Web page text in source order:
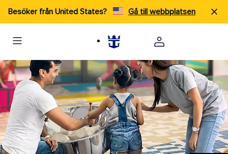
Besöker från United States? Gå till webbplatsen